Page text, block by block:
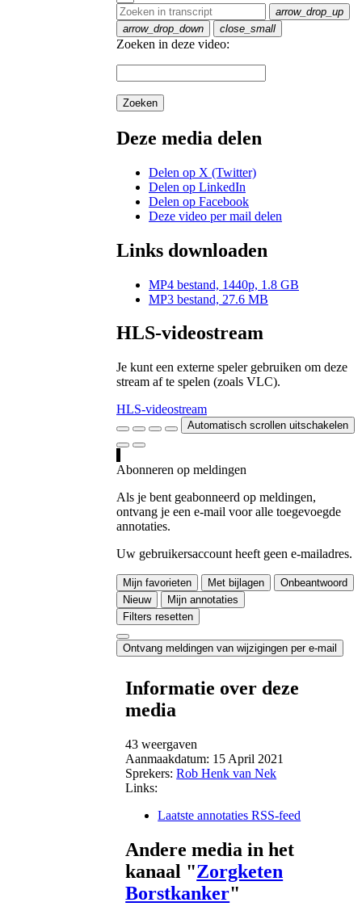
arrow_drop_up
arrow_drop_down
close_small
Zoeken in deze video:
Zoeken
Deze media delen
Delen op X (Twitter)
Delen op LinkedIn
Delen op Facebook
Deze video per mail delen
Links downloaden
MP4 bestand, 1440p, 1.8 GB
MP3 bestand, 27.6 MB
HLS-videostream
Je kunt een externe speler gebruiken om deze
stream af te spelen (zoals VLC).
HLS-videostream
Automatisch scrollen uitschakelen
Abonneren op meldingen
Als je bent geabonneerd op meldingen,
ontvang je een e-mail voor alle toegevoegde
annotaties.
Uw gebruikersaccount heeft geen e-mailadres.
Mijn favorieten Met bijlagen
Onbeantwoord
Nieuw
Mijn annotaties
Filters resetten
Ontvang meldingen van wijzigingen per e-mail
Informatie over deze
media
43 weergaven
Aanmaakdatum: 15 April 2021
Sprekers: Rob Henk van Nek
Links:
Laatste annotaties RSS-feed
Andere media in het
kanaal "Zorgketen
Borstkanker"